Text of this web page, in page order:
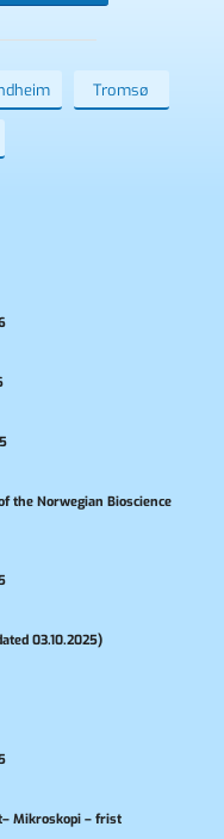
Tromsø
the Norwegian Bioscience
03.10.2025)
Mikroskopi – frist